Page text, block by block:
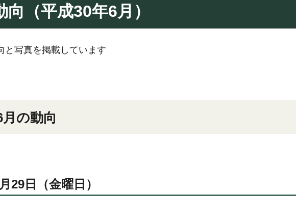
向（平成30年6月）
と写真を掲載しています
の動向
29日（金曜日）